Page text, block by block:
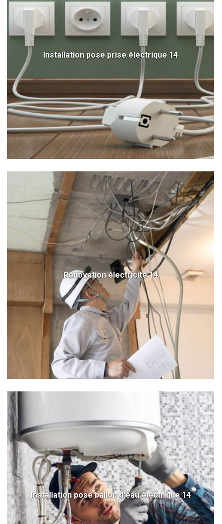
Installation pose prise électrique 14
Rénovation électricité 14
Installation pose ballon d'eau électrique 14